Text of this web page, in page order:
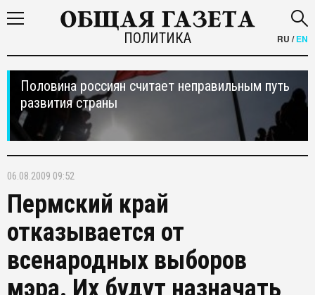
ПОЛИТИКА RU /EN
Половина россиян считает неправильным путь
развития страны
06.08.2009 09:52
Пермский край
отказывается от
всенародных выборов
мэра. Их будут назначать